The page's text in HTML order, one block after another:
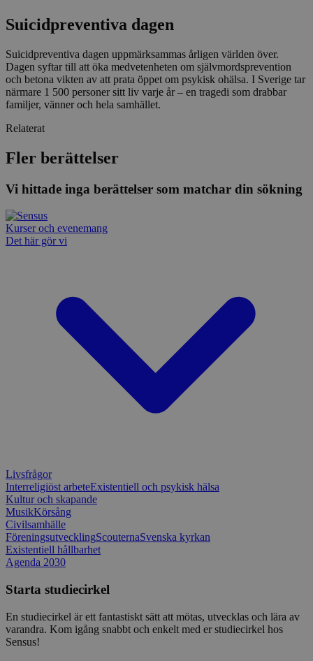
Suicidpreventiva dagen
Suicidpreventiva dagen uppmärksammas årligen världen över.
Dagen syftar till att öka medvetenheten om självmordsprevention
och betona vikten av att prata öppet om psykisk ohälsa. I Sverige tar
närmare 1 500 personer sitt liv varje år – en tragedi som drabbar
familjer, vänner och hela samhället.
Relaterat
Fler berättelser
Vi hittade inga berättelser som matchar din sökning
Kurser och evenemang
Det här gör vi
Livsfrågor
Interreligiöst arbeteExistentiell och psykisk hälsa
Kultur och skapande
MusikKörsång
Civilsamhälle
FöreningsutvecklingScouternaSvenska kyrkan
Existentiell hållbarhet
Agenda 2030
Starta studiecirkel
En studiecirkel är ett fantastiskt sätt att mötas, utvecklas och lära av
varandra. Kom igång snabbt och enkelt med er studiecirkel hos
Sensus!